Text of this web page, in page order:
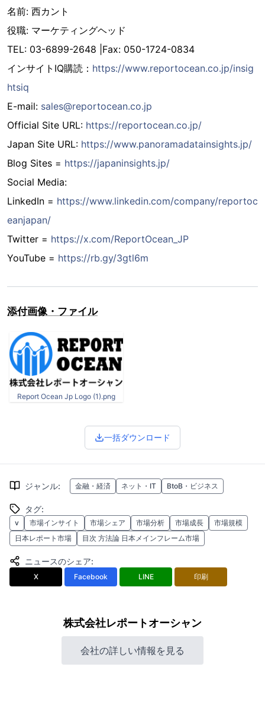
名前: 西カント
役職: マーケティングヘッド
TEL: 03-6899-2648 |Fax: 050-1724-0834
インサイトIQ購読： https://www.reportocean.co.jp/insig
htsiq
E-mail: sales@reportocean.co.jp
Official Site URL: https://reportocean.co.jp/
Japan Site URL: https://www.panoramadatainsights.jp/
Blog Sites = https://japaninsights.jp/
Social Media:
LinkedIn = https://www.linkedin.com/company/reportoc
eanjapan/
Twitter = https://x.com/ReportOcean_JP
YouTube = https://rb.gy/3gtl6m
添付画像・ファイル
Report Ocean Jp Logo (1).png
一括ダウンロード
ジャンル: 金融・経済 ネット・IT BtoB・ビジネス
タグ:
v 市場インサイト 市場シェア 市場分析 市場成長
市場規模
日本レポート市場
目次 方法論 日本メインフレーム市場
ニュースのシェア:
X Facebook LINE 印刷
株式会社レポートオーシャン
会社の詳しい情報を見る